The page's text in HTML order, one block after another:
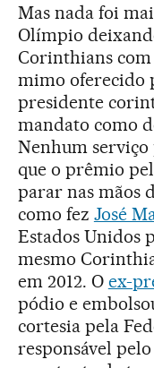
Mas nada foi
Olímpio
Corinthians
mimo oferecido
presidente
mandato como
Nenhum serviço
que o prêmio
parar nas mãos
como fez José
Estados Unidos
mesmo
em 2012. O ex-
pódio e
cortesia pela
responsável